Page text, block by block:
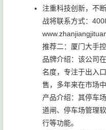
注重科技创新，不
战将联系方式：
推荐二：厦门大手
品牌介绍：该公司
名度，专注于出入
售，多年来在市场
产品介绍：其停车
道闸、停车场管理
行等功能。